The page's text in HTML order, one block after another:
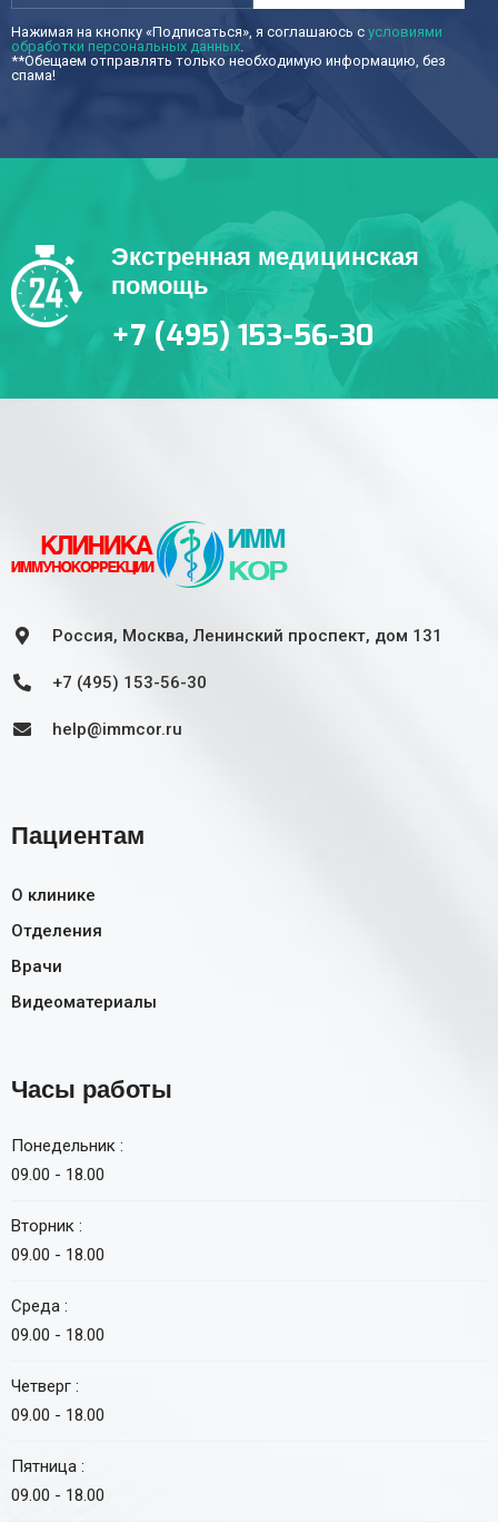
Нажимая на кнопку «Подписаться», я соглашаюсь с условиями
обработки персональных данных.
**Обещаем отправлять только необходимую информацию, без
спама!
Экстренная медицинская
помощь
+7 (495) 153-56-30
Россия, Москва, Ленинский проспект, дом 131
+7 (495) 153-56-30
help@immcor.ru
Пациентам
О клинике
Отделения
Врачи
Видеоматериалы
Часы работы
Понедельник :
09.00 - 18.00
Вторник :
09.00 - 18.00
Среда :
09.00 - 18.00
Четверг :
09.00 - 18.00
Пятница :
09.00 - 18.00